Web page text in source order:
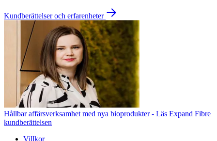
Kundberättelser och erfarenheter
Hållbar affärsverksamhet med nya bioprodukter - Läs Expand Fibre
kundberättelsen
Villkor